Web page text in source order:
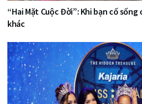
“Hai Mặt Cuộc Đời”: Khi bạn cố
khác